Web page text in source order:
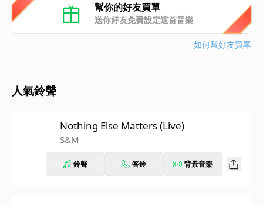
幫你的好友買單
送你好友免費設定這首音樂
如何幫好友買單
人氣鈴聲
Nothing Else Matters (Live)
S&M
鈴聲 答鈴 背景音樂